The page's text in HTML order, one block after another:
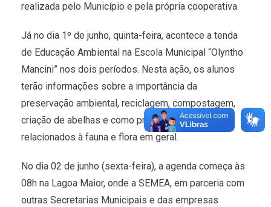
realizada pelo Município e pela própria cooperativa.
Já no dia 1º de junho, quinta-feira, acontece a tenda
de Educação Ambiental na Escola Municipal “Olyntho
Mancini” nos dois períodos. Nesta ação, os alunos
terão informações sobre a importância da
preservação ambiental, reciclagem, compostagem,
criação de abelhas e como promover cuidados
relacionados à fauna e flora em geral.
No dia 02 de junho (sexta-feira), a agenda começa às
08h na Lagoa Maior, onde a SEMEA, em parceria com
outras Secretarias Municipais e das empresas